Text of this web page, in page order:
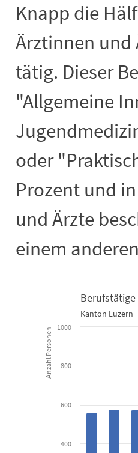
Knapp die
Ärztinnen und
tätig. Dieser
"Allgemeine
oder
Prozent und
und Ärzte
einem
Berufstätige
Bar chart with 5 data series.
Kanton Luzern
View as data table,
The chart has 1 Y axis
Anzahl Personen
Kanton Luzern
400
600
800
1000